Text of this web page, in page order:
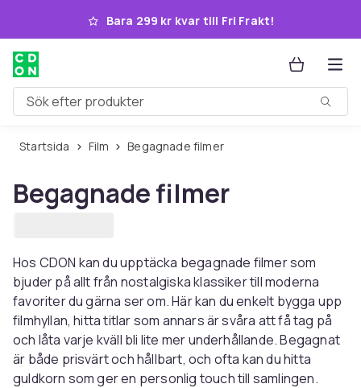
Hoppa till huvudinnehållet
Bara 299 kr kvar till Fri Frakt!
Sök efter produkter
Startsida Film Begagnade filmer
Begagnade filmer
Hos CDON kan du upptäcka begagnade filmer som
bjuder på allt från nostalgiska klassiker till moderna
favoriter du gärna ser om. Här kan du enkelt bygga upp
filmhyllan, hitta titlar som annars är svåra att få tag på
och låta varje kväll bli lite mer underhållande. Begagnat
är både prisvärt och hållbart, och ofta kan du hitta
guldkorn som ger en personlig touch till samlingen.